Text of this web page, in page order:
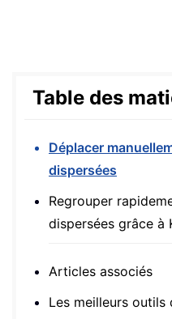
Table des
Déplacer
dispersées
Regrouper
dispersées grâce à
Articles associés
Les meilleurs